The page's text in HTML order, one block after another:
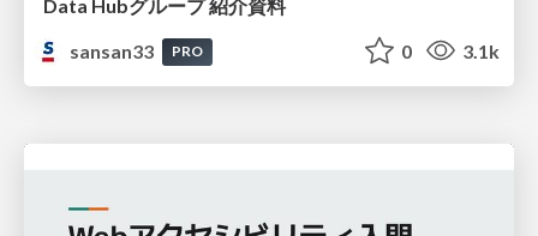
Data Hubグループ 紹介資料
sansan33
PRO 0 3.1k